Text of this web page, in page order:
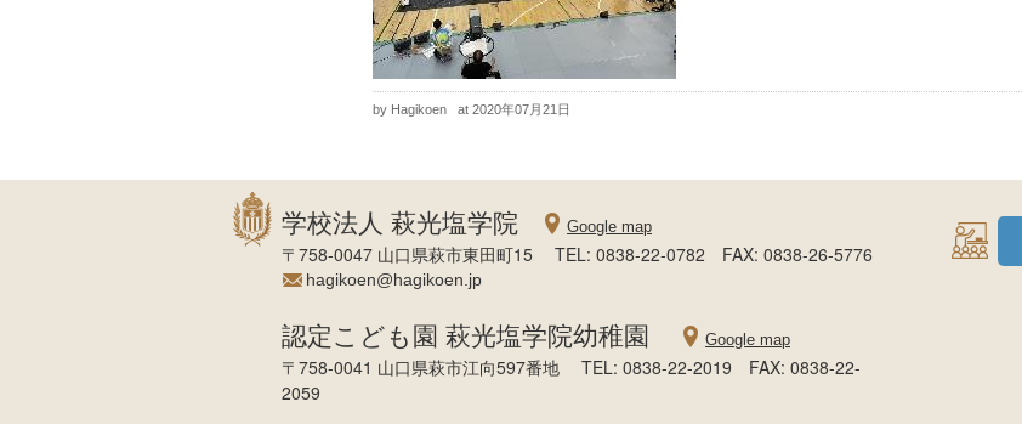
by Hagikoen at 2020年07月21日
学校法人 萩光塩学院 Google map
〒758-0047 山口県萩市東田町15 TEL: 0838-22-0782 FAX: 0838-26-5776
hagikoen@hagikoen.jp
認定こども園 萩光塩学院幼稚園 Google map
〒758-0041 山口県萩市江向597番地 TEL: 0838-22-2019 FAX: 0838-22-
2059